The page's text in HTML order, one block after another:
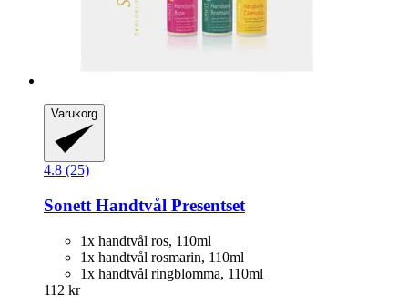
Varukorg
4.8 (25)
Sonett Handtvål Presentset
1x handtvål ros, 110ml
1x handtvål rosmarin, 110ml
1x handtvål ringblomma, 110ml
112 kr